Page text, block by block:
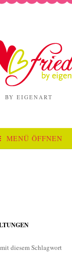
BY EIGENART
MENÜ ÖFFNEN
diesem Schlagwort